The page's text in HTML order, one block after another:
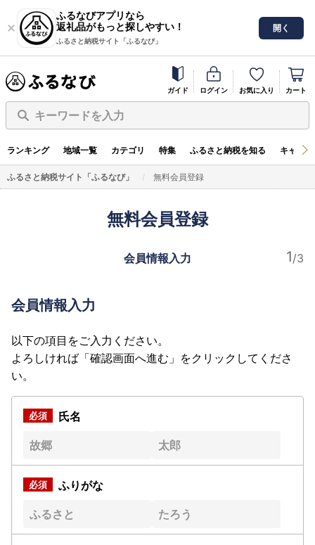
ふるなびアプリなら
返礼品がもっと探しやすい！
ふるさと納税サイト「ふるなび」
開く
ガイド ログイン お気に入り カート
キーワードを入力
ランキング 地域一覧 カテゴリ 特集 ふるさと納税を知る キャン
ふるさと納税サイト「ふるなび」 無料会員登録
無料会員登録
会員情報入力
会員情報入力
以下の項目をご入力ください。
よろしければ「確認画面へ進む」をクリックしてくださ
い。
氏名
ふりがな